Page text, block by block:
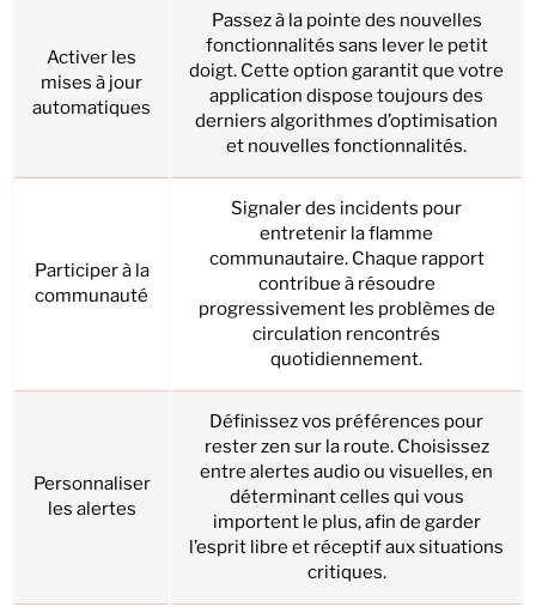
Activer les
mises à jour
automatiques
Passez à la pointe des nouvelles
fonctionnalités sans lever le petit
doigt. Cette option garantit que votre
application dispose toujours des
derniers algorithmes d’optimisation
et nouvelles fonctionnalités.
Participer à la
communauté
Signaler des incidents pour
entretenir la flamme
communautaire. Chaque rapport
contribue à résoudre
progressivement les problèmes de
circulation rencontrés
quotidiennement.
Personnaliser
les alertes
Définissez vos préférences pour
rester zen sur la route. Choisissez
entre alertes audio ou visuelles, en
déterminant celles qui vous
importent le plus, afin de garder
l’esprit libre et réceptif aux situations
critiques.